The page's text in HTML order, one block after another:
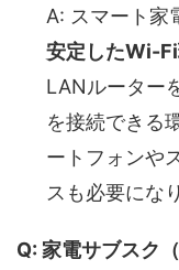
A: スマート家
安定したWi-
LANルーター
を接続できる
ートフォンや
スも必要にな
Q: 家電サブスク（